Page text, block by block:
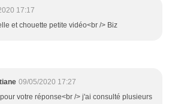
17:17
et chouette petite vidéo<br /> Biz
09/05/2020 17:27
votre réponse<br /> j'ai consulté plusieurs